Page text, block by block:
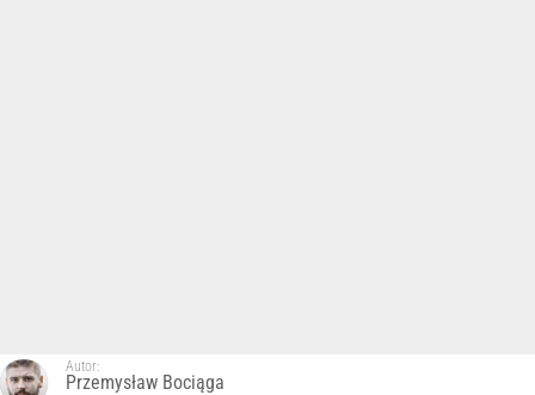
Autor:
Przemysław Bociąga